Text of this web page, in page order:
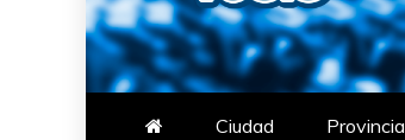
FM LATINA
NOTICIAS
Ciudad Provincia